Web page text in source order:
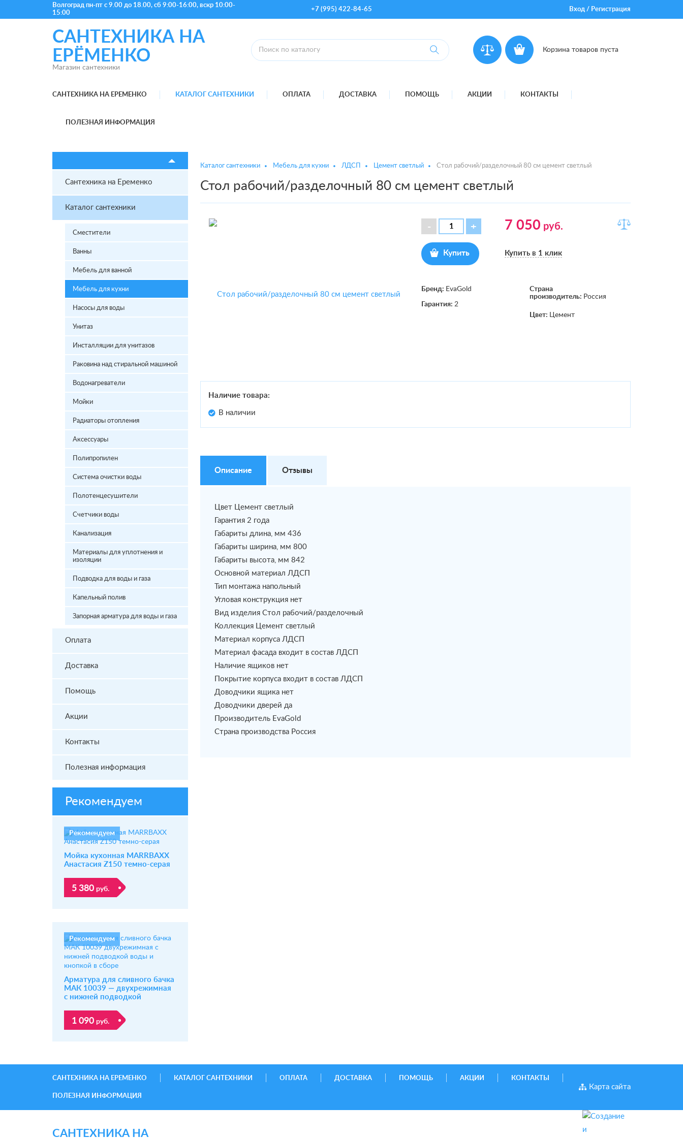
Волгоград пн-пт с 9.00 до 18.00, сб 9:00-16:00, вскр 10:00-
15:00
+7 (995) 422-84-65 Вход/ Регистрация
САНТЕХНИКА НА
ЕРЁМЕНКО
Магазин сантехники
Корзина товаров пуста
САНТЕХНИКА НА ЕРЕМЕНКО КАТАЛОГ САНТЕХНИКИ ОПЛАТА ДОСТАВКА ПОМОЩЬ АКЦИИ КОНТАКТЫ
ПОЛЕЗНАЯ ИНФОРМАЦИЯ
Сантехника на Еременко
Каталог сантехники
Сместители
Ванны
Мебель для ванной
Мебель для кухни
Насосы для воды
Унитаз
Инсталляции для унитазов
Раковина над стиральной машиной
Водонагреватели
Мойки
Радиаторы отопления
Аксессуары
Полипропилен
Система очистки воды
Полотенцесушители
Счетчики воды
Канализация
Материалы для уплотнения и
изоляции
Подводка для воды и газа
Капельный полив
Запорная арматура для воды и газа
Оплата
Доставка
Помощь
Акции
Контакты
Полезная информация
Рекомендуем
Рекомендуем
Мойка кухонная MARRBAXX
Анастасия Z150 темно-серая
5 380 руб.
Рекомендуем
Арматура для сливного бачка
МАК 10039 — двухрежимная
с нижней подводкой
1 090 руб.
Каталог сантехники Мебель для кухни ЛДСП Цемент светлый Стол рабочий/разделочный 80 см цемент светлый
Стол рабочий/разделочный 80 см цемент светлый
7 050 руб.
Купить Купить в 1 клик
Бренд: EvaGold
Гарантия:2
Страна
производитель: Россия
Цвет: Цемент
Наличие товара:
В наличии
Описание Отзывы
Цвет Цемент светлый
Гарантия 2 года
Габариты длина, мм 436
Габариты ширина, мм 800
Габариты высота, мм 842
Основной материал ЛДСП
Тип монтажа напольный
Угловая конструкция нет
Вид изделия Стол рабочий/разделочный
Коллекция Цемент светлый
Материал корпуса ЛДСП
Материал фасада входит в состав ЛДСП
Наличие ящиков нет
Покрытие корпуса входит в состав ЛДСП
Доводчики ящика нет
Доводчики дверей да
Производитель EvaGold
Страна производства Россия
САНТЕХНИКА НА ЕРЕМЕНКО КАТАЛОГ САНТЕХНИКИ ОПЛАТА ДОСТАВКА ПОМОЩЬ АКЦИИ КОНТАКТЫ
ПОЛЕЗНАЯ ИНФОРМАЦИЯ
Карта сайта
САНТЕХНИКА НА